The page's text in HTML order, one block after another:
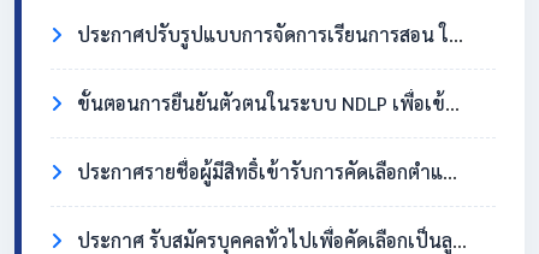
ประกาศปรับรูปแบบการจัดการเรียนการสอน ในวันที่ 31 กรกฎาคม 2569
ขั้นตอนการยืนยันตัวตนในระบบ NDLP เพื่อเข้าใช้งาน Chromebook
ประกาศรายชื่อผู้มีสิทธิ์เข้ารับการคัดเลือกตำแหน่งครูอัตราจ้าง วิชาเอกสังคมศึกษา
ประกาศ รับสมัครบุคคลทั่วไปเพื่อคัดเลือกเป็นลูกจ้างชั่วคราว ตำแหน่งครูอัตราจ้าง วิชาเอกสังคมศึกษา